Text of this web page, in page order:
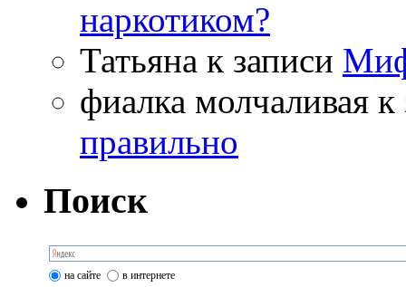
наркотиком?
Татьяна к записи
фиалка молчаливая к
правильно
Поиск
на сайте в интернете